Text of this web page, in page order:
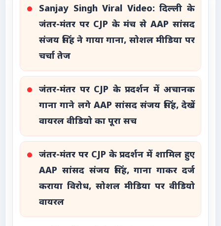
Sanjay Singh Viral Video: दिल्ली के
जंतर-मंतर पर CJP के मंच से AAP सांसद
संजय सिंह ने गाया गाना, सोशल मीडिया पर
चर्चा तेज
जंतर-मंतर पर CJP के प्रदर्शन में अचानक
गाना गाने लगे AAP सांसद संजय सिंह, देखें
वायरल वीडियो का पूरा सच
जंतर-मंतर पर CJP के प्रदर्शन में शामिल हुए
AAP सांसद संजय सिंह, गाना गाकर दर्ज
कराया विरोध, सोशल मीडिया पर वीडियो
वायरल